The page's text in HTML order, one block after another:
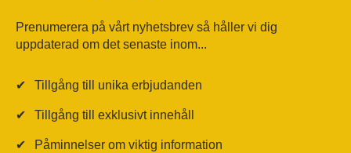
Prenumerera på vårt nyhetsbrev så håller vi dig
uppdaterad om det senaste inom...
✔ Tillgång till unika erbjudanden
✔ Tillgång till exklusivt innehåll
✔ Påminnelser om viktig information